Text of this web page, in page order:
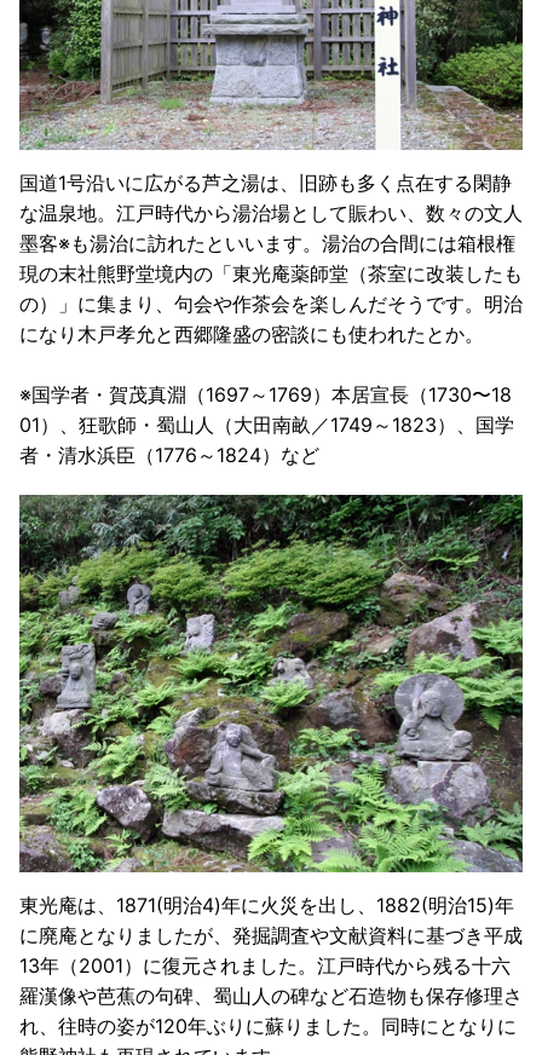
国道1号沿いに広がる芦之湯は、旧跡も多く点在する閑静
な温泉地。江戸時代から湯治場として賑わい、数々の文人
墨客※も湯治に訪れたといいます。湯治の合間には箱根権
現の末社熊野堂境内の「東光庵薬師堂（茶室に改装したも
の）」に集まり、句会や作茶会を楽しんだそうです。明治
になり木戸孝允と西郷隆盛の密談にも使われたとか。
※国学者・賀茂真淵（1697～1769）本居宣長（1730〜18
01）、狂歌師・蜀山人（大田南畝／1749～1823）、国学
者・清水浜臣（1776～1824）など
東光庵は、1871(明治4)年に火災を出し、1882(明治15)年
に廃庵となりましたが、発掘調査や文献資料に基づき平成
13年（2001）に復元されました。江戸時代から残る十六
羅漢像や芭蕉の句碑、蜀山人の碑など石造物も保存修理さ
れ、往時の姿が120年ぶりに蘇りました。同時にとなりに